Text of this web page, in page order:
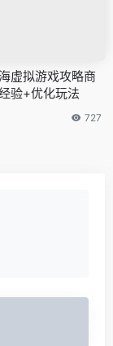
虚拟游戏攻略商
验+优化玩法
727